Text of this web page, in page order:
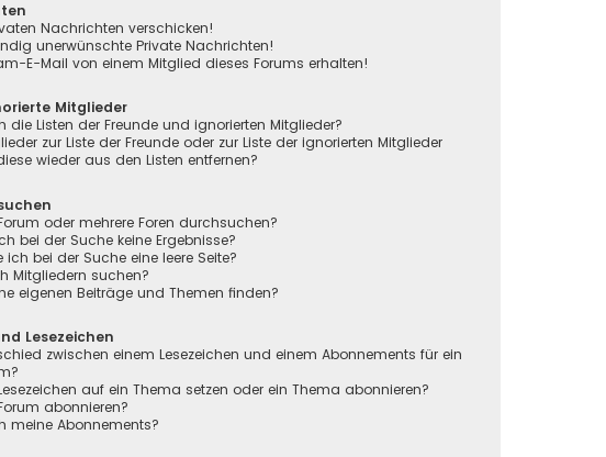
Nachrichten verschicken!
unerwünschte Private Nachrichten!
E-Mail von einem Mitglied dieses Forums erhalten!
Mitglieder
die Listen der Freunde und ignorierten Mitglieder?
zur Liste der Freunde oder zur Liste der ignorierten Mitglieder
wieder aus den Listen entfernen?
oder mehrere Foren durchsuchen?
bei der Suche keine Ergebnisse?
bei der Suche eine leere Seite?
Mitgliedern suchen?
eigenen Beiträge und Themen finden?
Lesezeichen
zwischen einem Lesezeichen und einem Abonnements für ein
auf ein Thema setzen oder ein Thema abonnieren?
abonnieren?
meine Abonnements?